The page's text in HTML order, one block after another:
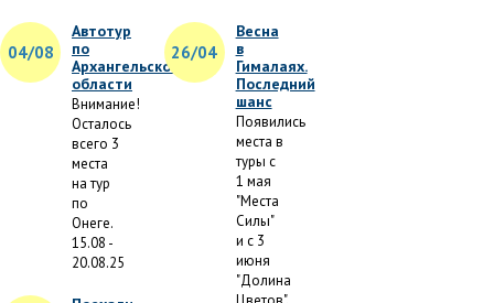
04/08
Автотур
по
Архангельской
области
Внимание!
Осталось
всего 3
места
на тур
по
Онеге.
15.08 -
20.08.25
26/04
Весна
в
Гималаях.
Последний
шанс
Появились
места в
туры с
1 мая
"Места
Силы"
и с 3
июня
"Долина